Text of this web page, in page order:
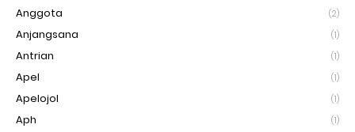
Anggota (2)
Anjangsana (1)
Antrian (1)
Apel (1)
Apelojol (1)
Aph (1)